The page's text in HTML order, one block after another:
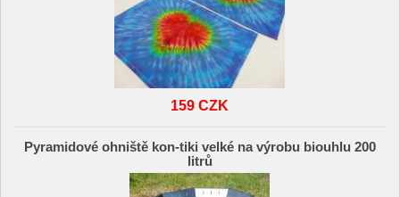
159 CZK
Pyramidové ohniště kon-tiki velké na výrobu biouhlu 200
litrů